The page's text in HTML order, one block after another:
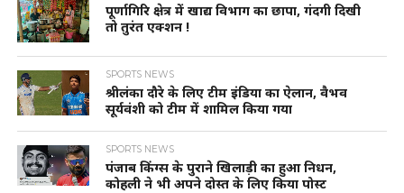
पूर्णागिरि क्षेत्र में खाद्य विभाग का छापा, गंदगी दिखी
तो तुरंत एक्शन !
SPORTS NEWS
श्रीलंका दौरे के लिए टीम इंडिया का ऐलान, वैभव
सूर्यवंशी को टीम में शामिल किया गया
SPORTS NEWS
पंजाब किंग्स के पुराने खिलाड़ी का हुआ निधन,
कोहली ने भी अपने दोस्त के लिए किया पोस्ट